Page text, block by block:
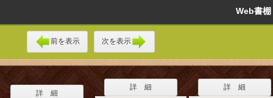
Web書
前を表示 次を表示
詳 細
詳 細 詳 細